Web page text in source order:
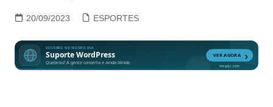
20/09/2023 ESPORTES